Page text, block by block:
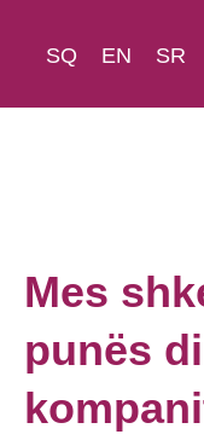
SQ EN SR
Mes
punës